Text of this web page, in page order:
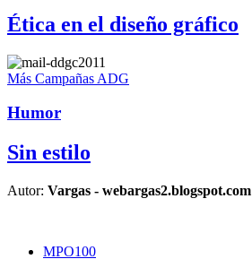
Ética en el diseño gráfico
Más Campañas ADG
Humor
Sin estilo
Autor: Vargas - webargas2.blogspot.com
MPO100